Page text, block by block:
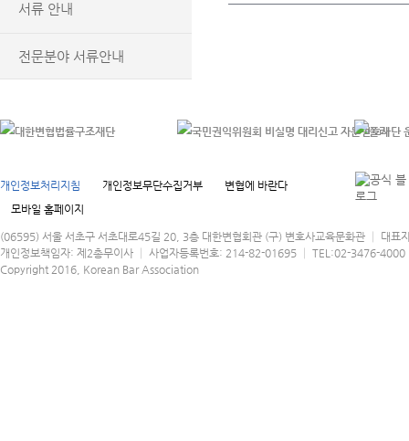
서류 안내
전문분야 서류안내
개인정보처리지침 개인정보무단수집거부
변협에 바란다
모바일 홈페이지
(06595) 서울 서초구 서초대로45길 20, 3층 대한변협회관 (구) 변호사교육문화관 │ 대표
개인정보책임자: 제2총무이사 │ 사업자등록번호: 214-82-01695 │ TEL:02-3476-
Copyright 2016, Korean Bar Association